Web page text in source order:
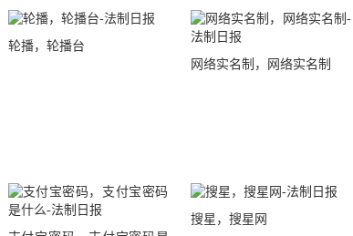
轮播，轮播台
网络实名制，网络实名制
搜星，搜星网